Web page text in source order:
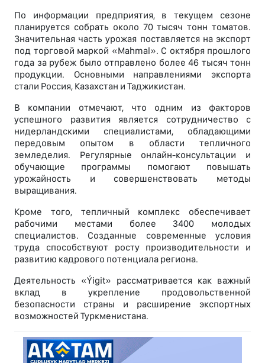
По информации предприятия, в текущем сезоне
планируется собрать около 70 тысяч тонн томатов.
Значительная часть урожая поставляется на экспорт
под торговой маркой «Mahmal». С октября прошлого
года за рубеж было отправлено более 46 тысяч тонн
продукции. Основными направлениями экспорта
стали Россия, Казахстан и Таджикистан.
В компании отмечают, что одним из факторов
успешного развития является сотрудничество с
нидерландскими специалистами, обладающими
передовым опытом в области тепличного
земледелия. Регулярные онлайн-консультации и
обучающие программы помогают повышать
урожайность и совершенствовать методы
выращивания.
Кроме того, тепличный комплекс обеспечивает
рабочими местами более 3400 молодых
специалистов. Созданные современные условия
труда способствуют росту производительности и
развитию кадрового потенциала региона.
Деятельность «Ýigit» рассматривается как важный
вклад в укрепление продовольственной
безопасности страны и расширение экспортных
возможностей Туркменистана.